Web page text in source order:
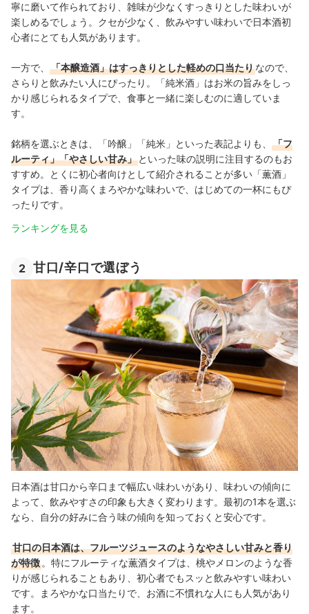
寧に磨いて作られており、雑味が少なくすっきりとした味わいが
楽しめるでしょう。クセが少なく、飲みやすい味わいで日本酒初
心者にとても人気があります。
一方で、 「本醸造酒」はすっきりとした軽めの口当たりなので、
さらりと飲みたい人にぴったり。「純米酒」はお米の旨みをしっ
かり感じられるタイプで、食事と一緒に楽しむのに適していま
す。
銘柄を選ぶときは、「吟醸」「純米」といった表記よりも、
「フ
ルーティ」「やさしい甘み」 といった味の説明に注目するのもお
すすめ。とくに初心者向けとして紹介されることが多い「薫酒」
タイプは、香り高くまろやかな味わいで、はじめての一杯にもぴ
ったりです。
ランキングを見る
2 甘口/辛口で選ぼう
日本酒は甘口から辛口まで幅広い味わいがあり、味わいの傾向に
よって、飲みやすさの印象も大きく変わります。最初の1本を選ぶ
なら、自分の好みに合う味の傾向を知っておくと安心です。
甘口の日本酒は、フルーツジュースのようなやさしい甘みと香り
が特徴 。特にフルーティな薫酒タイプは、桃やメロンのような香
りが感じられることもあり、初心者でもスッと飲みやすい味わい
です。まろやかな口当たりで、お酒に不慣れな人にも人気があり
ます。